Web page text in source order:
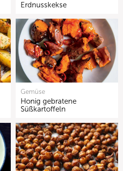
Erdnusskekse
Gemüse
Honig gebratene
Süßkartoffeln